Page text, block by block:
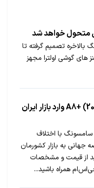
بالاخره تصمیم گرفته تا
های گوشی اولترا مجهز
(2018) Galaxy A8 و (2018) +A8 وارد بازار ایران
با اختلاف
جهانی به بازار کشورمان
از قیمت و مشخصات
همراه باشید...